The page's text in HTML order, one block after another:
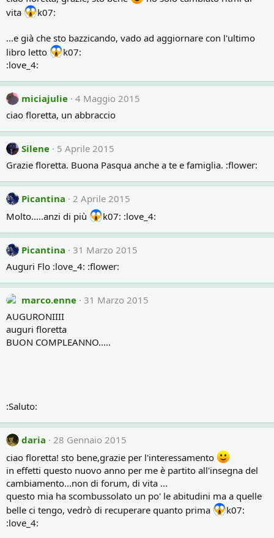
vita
k07:
...e già che sto bazzicando, vado ad aggiornare con l'ultimo
libro letto
k07:
:love_4:
miciajulie 4 Maggio 2015
ciao floretta, un abbraccio
Silene
5 Aprile 2015
Grazie floretta. Buona Pasqua anche a te e famiglia. :flower:
Picantina
2 Aprile 2015
Molto.....anzi di più
k07: :love_4:
Picantina
31 Marzo 2015
Auguri Flo :love_4: :flower:
marco.enne 31 Marzo 2015
AUGURONIIII
auguri floretta
BUON COMPLEANNO.....
:Saluto:
daria
28 Gennaio 2015
ciao floretta! sto bene,grazie per l'interessamento
in effetti questo nuovo anno per me è partito all'insegna del
cambiamento...non di forum, di vita ...
questo mia ha scombussolato un po' le abitudini ma a quelle
belle ci tengo, vedrò di recuperare quanto prima
k07:
:love_4: